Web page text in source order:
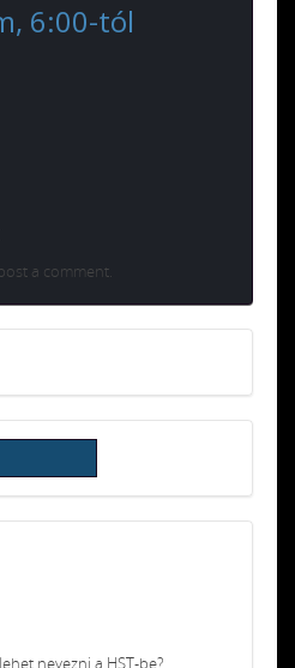
6:00-tól
a comment.
nevezni a HST-be?